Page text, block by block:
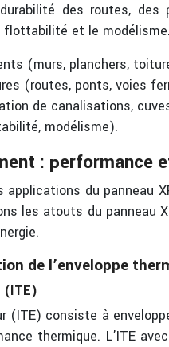
des routes,
et le modélisme.
(murs, planchers,
(routes, ponts, voies
de canalisations,
modélisme).
: performance
du panneau
les atouts du panneau
de l’enveloppe
(ITE)
(ITE) consiste à
thermique. L’ITE